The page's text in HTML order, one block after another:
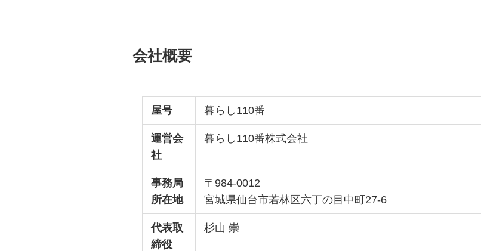
会社概要
屋号 暮らし110番
運営会
社
暮らし110番株式会社
事務局
所在地
〒984-0012
宮城県仙台市若林区六丁の目中町27-6
代表取
締役
杉山 崇